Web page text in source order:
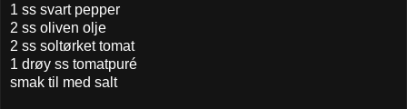
1 ss svart pepper
2 ss oliven olje
2 ss soltørket tomat
1 drøy ss tomatpuré
smak til med salt